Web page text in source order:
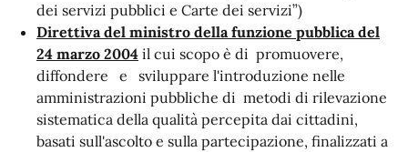
dei servizi pubblici e Carte dei servizi”)
Direttiva del ministro della funzione pubblica del
24 marzo 2004 il cui scopo è di promuovere,
diffondere e sviluppare l'introduzione nelle
amministrazioni pubbliche di metodi di rilevazione
sistematica della qualità percepita dai cittadini,
basati sull'ascolto e sulla partecipazione, finalizzati a